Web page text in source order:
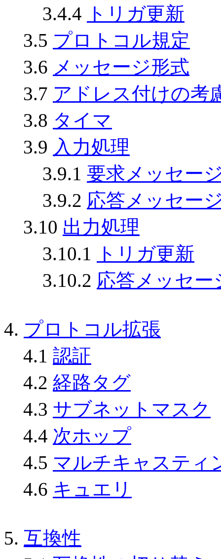
3.4.4 トリガ更新
3.5 プロトコル規定
3.6 メッセージ形式
3.7 アドレス付けの考
3.8 タイマ
3.9 入力処理
3.9.1 要求メッセー
3.9.2 応答メッセー
3.10 出力処理
3.10.1
トリガ更新
3.10.2 応答メッセー
4. プロトコル拡張
4.1 認証
4.2 経路タグ
4.3 サブネットマスク
4.4 次ホップ
4.5 マルチキャスティ
4.6 キュエリ
5. 互換性